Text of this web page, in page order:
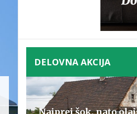
DELOVNA AKCIJA